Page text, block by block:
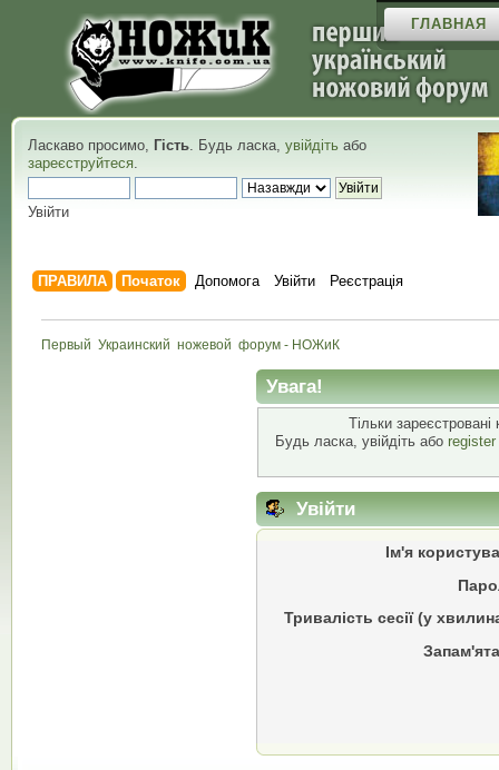
ГЛАВНАЯ
Ласкаво просимо, Гість. Будь ласка, увійдіть або
зареєструйтеся.
Увійти
ПРАВИЛА Початок Допомога Увійти Реєстрація
Первый  Украинский  ножевой  форум - НОЖиК
Увага!
Тільки
Будь ласка, увійдіть або
Увійти
Ім'я
Тривалість сесії (у